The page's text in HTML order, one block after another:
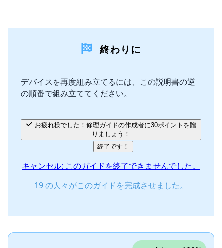
キャンセル
終わりに
デバイスを再度組み立てるには、この説明書の逆
の順番で組み立ててください。
りましょう！
終了です！
キャンセル: このガイドを終了できませんでした。
19 の人々がこのガイドを完成させました。